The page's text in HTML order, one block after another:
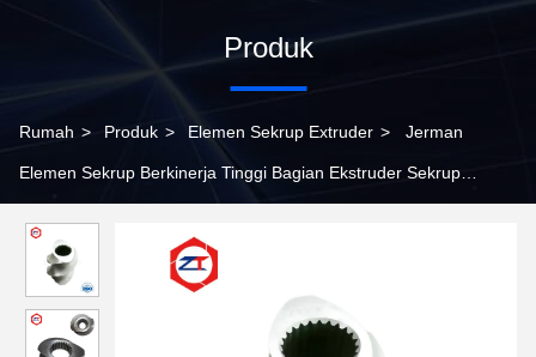
Produk
Rumah > Produk > Elemen Sekrup Extruder > Jerman
Elemen Sekrup Berkinerja Tinggi Bagian Ekstruder Sekrup